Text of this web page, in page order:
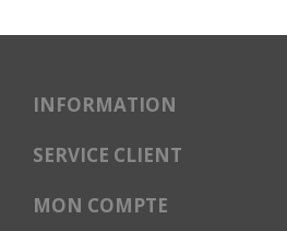
INFORMATION
SERVICE CLIENT
MON COMPTE